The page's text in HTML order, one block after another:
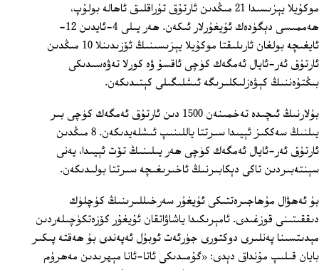
موكۇيلا يېزىسىدا 21 مىڭدىن ئارتۇق تۇراقلىق ئاھالە بولۇپ،
ھەممىسى دېگۈدەك ئۇيغۇرلار ئىكەن. ھەر يىلى 4-ئايدىن 12-
ئايغىچە بولغان ئارىلىقتا موكۇيلا يېزىسىنىڭ ئۆزىدىنلا 10 مىڭدىن
ئارتۇق ئەر-ئايال ئەمگەك كۈچى ئاقسۇ ۋە كورلا تەۋەسىدىكى
بىڭتۇەننىڭ كېۋەزلىكلىرىگە ئىشلىگىلى كېتىدىكەن.
بۇلارنىڭ ئىچىدە تەخمىنەن 1500 دىن ئارتۇق ئەمگەك كۈچى بىر
يىلنىڭ سەككىز ئېيىدا سىرتتا ياللىنىپ ئىشلەيدىكەن. 8 مىڭدىن
ئارتۇق ئەر-ئايال ئەمگەك كۈچى ھەر يىلىنىڭ تۆت ئېيىدا، يەنى
سېنتەبىردىن تاكى دېكابىرنىڭ ئاخىرىغىچە سىرتتا بولىدىكەن.
بۇ ئەھۋال مۇھاجىرەتتىكى ئۇيغۇر سەرخىللىرىنىڭ كۈچلۈك
دىققىتىنى قوزغىدى. ئامېرىكىدا ياشاۋاتقان ئۇيغۇر كۆزەتكۈچىلەردىن
مېدىتسىنا پەنلىرى دوكتورى جۈرئەت ئوبۇل ئەپەندى بۇ ھەقتە پىكىر
بايان قىلىپ مۇنداق دېدى: «گۇمىدىكى ئاتا-ئانا مېھرىدىن مەھرۇم